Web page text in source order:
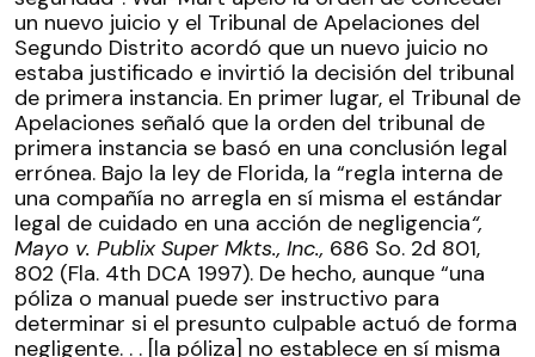
un nuevo juicio y el Tribunal de Apelaciones del
Segundo Distrito acordó que un nuevo juicio no
estaba justificado e invirtió la decisión del tribunal
de primera instancia. En primer lugar, el Tribunal de
Apelaciones señaló que la orden del tribunal de
primera instancia se basó en una conclusión legal
errónea. Bajo la ley de Florida, la “regla interna de
una compañía no arregla en sí misma el estándar
legal de cuidado en una acción de negligencia“,
Mayo v. Publix Super Mkts., Inc., 686 So. 2d 801,
802 (Fla. 4th DCA 1997). De hecho, aunque “una
póliza o manual puede ser instructivo para
determinar si el presunto culpable actuó de forma
negligente. . . [la póliza] no establece en sí misma